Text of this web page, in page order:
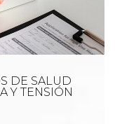
DE SALUD
Y TENSIÓN